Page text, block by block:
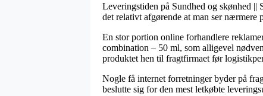
Leveringstiden på Sundhed og skønhed
det relativt afgørende at man ser nærmere
En stor portion online forhandlere
combination – 50 ml, som alligevel
produktet hen til fragtfirmaet før
Nogle få internet forretninger byder på
beslutte sig for den mest letkøbte